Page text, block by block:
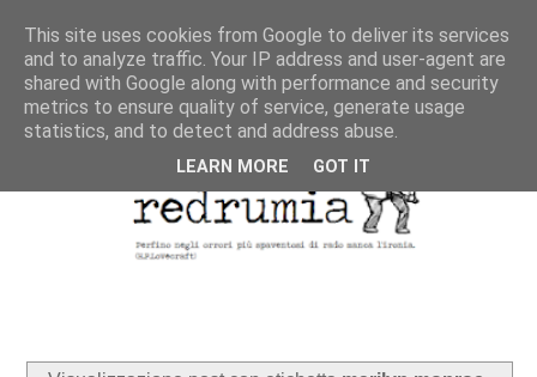
This site uses cookies from Google to deliver its services
and to analyze traffic. Your IP address and user-agent are
shared with Google along with performance and security
metrics to ensure quality of service, generate usage
statistics, and to detect and address abuse.
LEARN MORE GOT IT